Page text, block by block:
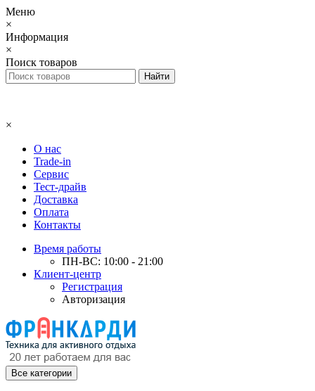
Меню
×
Информация
×
Поиск товаров
×
О нас
Trade-in
Сервис
Тест-драйв
Доставка
Оплата
Контакты
Время работы
ПН-ВС: 10:00 - 21:00
Клиент-центр
Регистрация
Авторизация
Все категории